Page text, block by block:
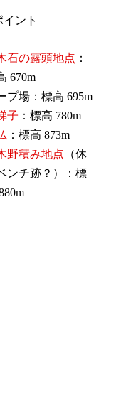
ント
石の露頭地点 ：
670m
プ場：標高 695m
子 ：標高 780m
：標高 873m
野積み地点 （休
ンチ跡？）：標